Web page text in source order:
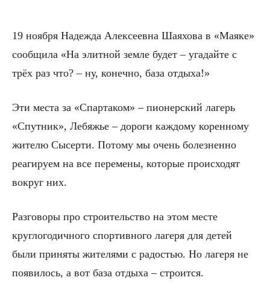
19 ноября Надежда Алексеевна Шаяхова в «Маяке»
сообщила «На элитной земле будет – угадайте с
трёх раз что? – ну, конечно, база отдыха!»
Эти места за «Спартаком» – пионерский лагерь
«Спутник», Лебяжье – дороги каждому коренному
жителю Сысерти. Потому мы очень болезненно
реагируем на все перемены, которые происходят
вокруг них.
Разговоры про строительство на этом месте
круглогодичного спортивного лагеря для детей
были приняты жителями с радостью. Но лагеря не
появилось, а вот база отдыха – строится.